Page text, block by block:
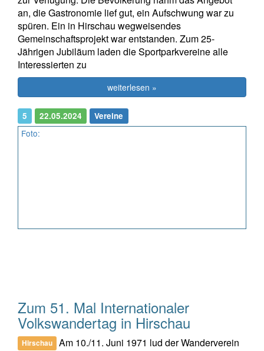
an, die Gastronomie lief gut, ein Aufschwung war zu
spüren. Ein in Hirschau wegweisendes
Gemeinschaftsprojekt war entstanden. Zum 25-
Jährigen Jubiläum laden die Sportparkvereine alle
Interessierten zu
weiterlesen »
5 22.05.2024 Vereine
Foto:
Zum 51. Mal Internationaler
Volkswandertag in Hirschau
Hirschau
Am 10./11. Juni 1971 lud der Wanderverein